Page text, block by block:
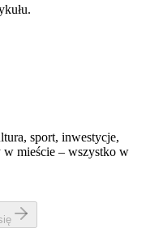
sport, inwestycje,
w mieście – wszystko w